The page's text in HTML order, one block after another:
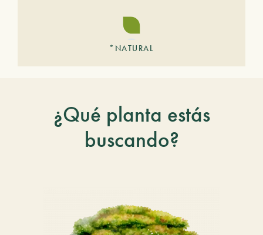
*NATURAL
¿Qué planta estás
buscando?